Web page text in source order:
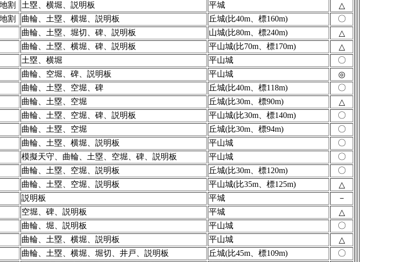
割 土塁、横堀、説明板 平城
△
割 曲輪、土塁、横堀、説明板 丘城(比40m、標160m)
〇
曲輪、土塁、堀切、碑、説明板 山城(比80m、標240m)
△
曲輪、土塁、横堀、碑、説明板 平山城(比70m、標170m)
△
土塁、横堀 平山城
〇
曲輪、空堀、碑、説明板 平山城
◎
曲輪、土塁、空堀、碑 丘城(比40m、標118m)
〇
曲輪、土塁、空堀 丘城(比30m、標90m)
△
曲輪、土塁、空堀、碑、説明板 平山城(比30m、標140m)
〇
曲輪、土塁、空堀 丘城(比30m、標94m)
〇
曲輪、土塁、横堀、説明板 平山城
〇
模擬天守、曲輪、土塁、空堀、碑、説明板 平山城
〇
曲輪、土塁、空堀、説明板 丘城(比30m、標120m)
〇
曲輪、土塁、空堀、説明板 平山城(比35m、標125m)
△
説明板 平城
－
空堀、碑、説明板 平城
△
曲輪、堀、説明板 平山城
〇
曲輪、土塁、横堀、説明板 平山城
△
曲輪、土塁、横堀、堀切、井戸、説明板 丘城(比45m、標109m)
〇